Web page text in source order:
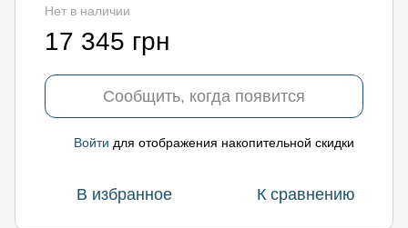
Нет в наличии
17 345 грн
Сообщить, когда появится
Войти для отображения накопительной скидки
В избранное К сравнению